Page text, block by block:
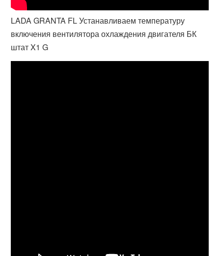
LADA GRANTA FL Устанавливаем температуру
включения вентилятора охлаждения двигателя БК
штат X1 G